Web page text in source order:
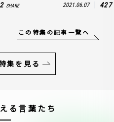
SHARE 2021.06.07 427
この特集の記事一覧へ
集を見る
る言葉たち